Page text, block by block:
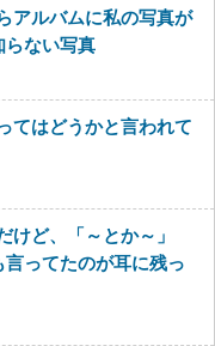
アルバムに私の写真が
ない写真
てはどうかと言われて
ど、「～とか～」
言ってたのが耳に残っ